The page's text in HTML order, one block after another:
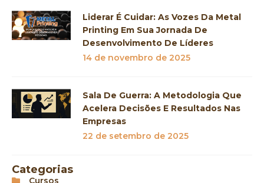
Liderar É Cuidar: As Vozes Da Metal
Printing Em Sua Jornada De
Desenvolvimento De Líderes
14 de novembro de 2025
Sala De Guerra: A Metodologia Que
Acelera Decisões E Resultados Nas
Empresas
22 de setembro de 2025
Categorias
Cursos